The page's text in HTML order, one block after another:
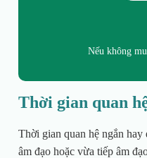
Nếu không
Thời gian quan
Thời gian quan hệ ngắn hay
âm đạo hoặc vừa tiếp âm